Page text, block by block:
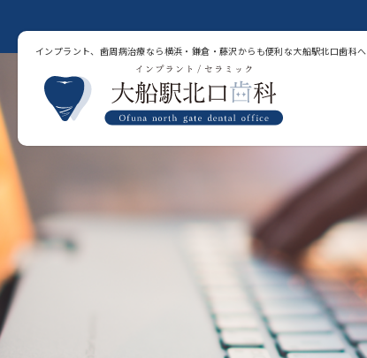
インプラント、歯周病治療なら横浜・鎌倉・藤沢からも便利な大船駅北口歯科へ